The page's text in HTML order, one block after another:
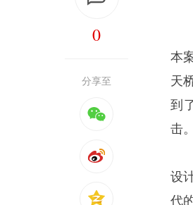
0
分享至
本
天
到
击。
设
代